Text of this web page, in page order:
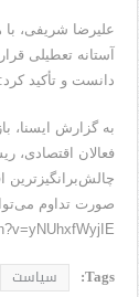
علیرضا شریفی، با
آستانه تعطیلی
دانست و تأکید
به گزارش ایسنا،
فعالان اقتصادی،
صورت تداوم
Tags: سیاست